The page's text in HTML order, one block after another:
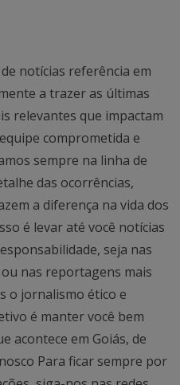
notícias referência em
a trazer as últimas
relevantes que impactam
comprometida e
sempre na linha de
das ocorrências,
a diferença na vida dos
é levar até você notícias
seja nas
nas reportagens mais
o jornalismo ético e
é manter você bem
acontece em Goiás, de
Para ficar sempre por